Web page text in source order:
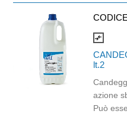
Adatti al
con
(EU)No
compare_arrows
lt.2
Candeggina in soluzione
azione
Può